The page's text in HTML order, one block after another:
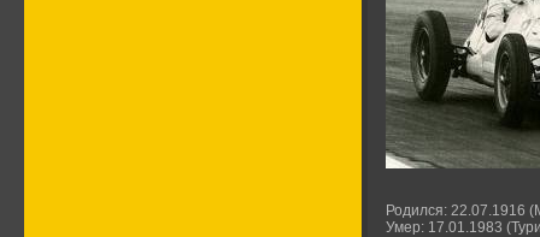
Родился: 22.07.1916
Умер: 17.01.1983